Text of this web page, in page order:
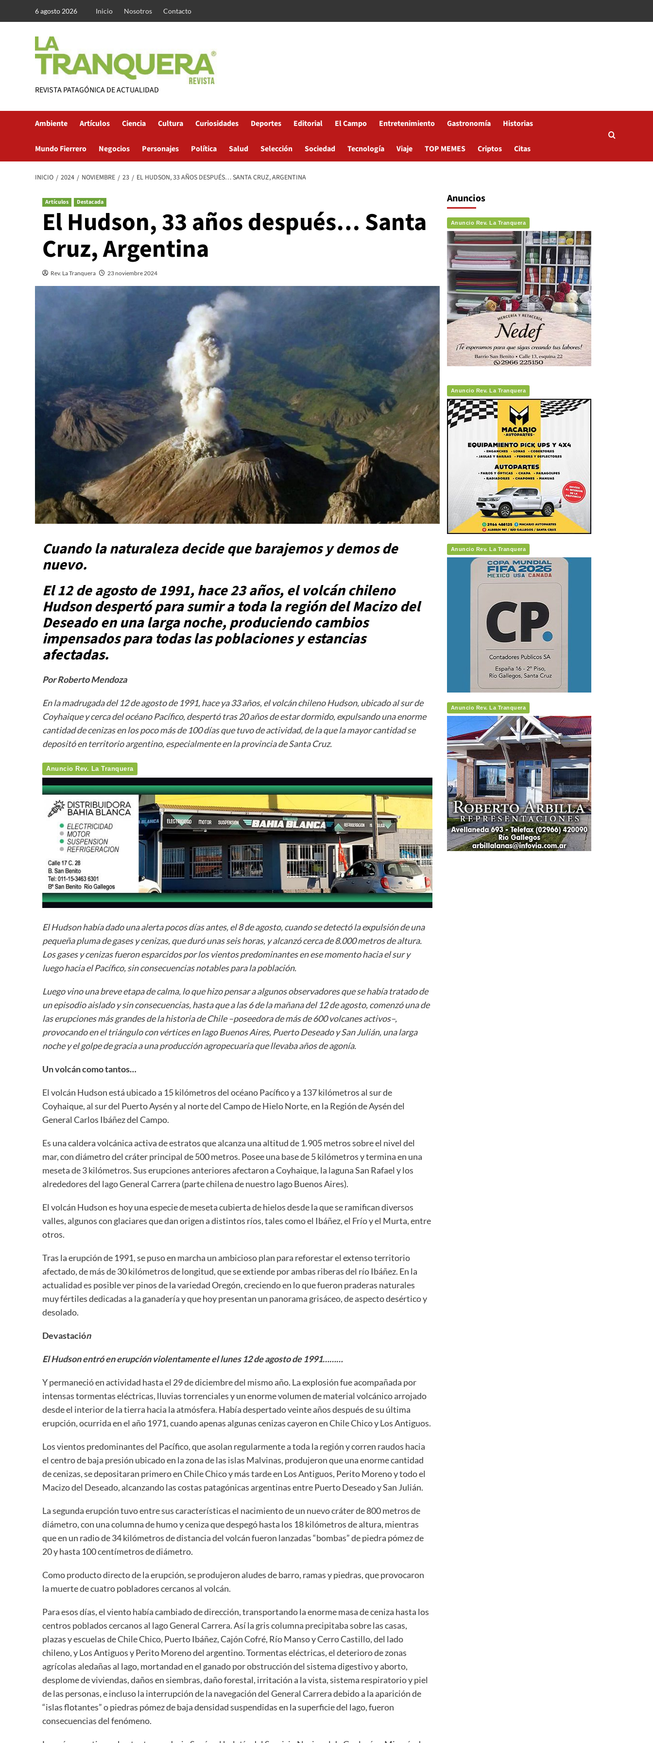
6 agosto 2026 Inicio Nosotros Contacto
REVISTA PATAGÓNICA DE ACTUALIDAD
Ambiente Artículos Ciencia Cultura Curiosidades Deportes Editorial El Campo Entretenimiento Gastronomía Historias
Mundo Fierrero Negocios Personajes Política Salud Selección Sociedad Tecnología Viaje TOP MEMES Criptos Citas
INICIO 2024 NOVIEMBRE 23 EL HUDSON, 33 AÑOS DESPUÉS… SANTA CRUZ, ARGENTINA
Artículos Destacada
El Hudson, 33 años después… Santa
Cruz, Argentina
Rev. La Tranquera 23 noviembre 2024
Cuando la naturaleza decide que barajemos y demos de
nuevo.
El 12 de agosto de 1991, hace 23 años, el volcán chileno
Hudson despertó para sumir a toda la región del Macizo del
Deseado en una larga noche, produciendo cambios
impensados para todas las poblaciones y estancias
afectadas.
Por Roberto Mendoza
En la madrugada del 12 de agosto de 1991, hace ya 33 años, el volcán chileno Hudson, ubicado al sur de
Coyhaique y cerca del océano Pacífico, despertó tras 20 años de estar dormido, expulsando una enorme
cantidad de cenizas en los poco más de 100 días que tuvo de actividad, de la que la mayor cantidad se
depositó en territorio argentino, especialmente en la provincia de Santa Cruz.
Anuncio Rev. La Tranquera
El Hudson había dado una alerta pocos días antes, el 8 de agosto, cuando se detectó la expulsión de una
pequeña pluma de gases y cenizas, que duró unas seis horas, y alcanzó cerca de 8.000 metros de altura.
Los gases y cenizas fueron esparcidos por los vientos predominantes en ese momento hacia el sur y
luego hacia el Pacífico, sin consecuencias notables para la población.
Luego vino una breve etapa de calma, lo que hizo pensar a algunos observadores que se había tratado de
un episodio aislado y sin consecuencias, hasta que a las 6 de la mañana del 12 de agosto, comenzó una de
las erupciones más grandes de la historia de Chile –poseedora de más de 600 volcanes activos–,
provocando en el triángulo con vértices en lago Buenos Aires, Puerto Deseado y San Julián, una larga
noche y el golpe de gracia a una producción agropecuaria que llevaba años de agonía.
Un volcán como tantos…
El volcán Hudson está ubicado a 15 kilómetros del océano Pacífico y a 137 kilómetros al sur de
Coyhaique, al sur del Puerto Aysén y al norte del Campo de Hielo Norte, en la Región de Aysén del
General Carlos Ibáñez del Campo.
Es una caldera volcánica activa de estratos que alcanza una altitud de 1.905 metros sobre el nivel del
mar, con diámetro del cráter principal de 500 metros. Posee una base de 5 kilómetros y termina en una
meseta de 3 kilómetros. Sus erupciones anteriores afectaron a Coyhaique, la laguna San Rafael y los
alrededores del lago General Carrera (parte chilena de nuestro lago Buenos Aires).
El volcán Hudson es hoy una especie de meseta cubierta de hielos desde la que se ramifican diversos
valles, algunos con glaciares que dan origen a distintos ríos, tales como el Ibáñez, el Frío y el Murta, entre
otros.
Tras la erupción de 1991, se puso en marcha un ambicioso plan para reforestar el extenso territorio
afectado, de más de 30 kilómetros de longitud, que se extiende por ambas riberas del río Ibáñez. En la
actualidad es posible ver pinos de la variedad Oregón, creciendo en lo que fueron praderas naturales
muy fértiles dedicadas a la ganadería y que hoy presentan un panorama grisáceo, de aspecto desértico y
desolado.
Devastación
El Hudson entró en erupción violentamente el lunes 12 de agosto de 1991………
Y permaneció en actividad hasta el 29 de diciembre del mismo año. La explosión fue acompañada por
intensas tormentas eléctricas, lluvias torrenciales y un enorme volumen de material volcánico arrojado
desde el interior de la tierra hacia la atmósfera. Había despertado veinte años después de su última
erupción, ocurrida en el año 1971, cuando apenas algunas cenizas cayeron en Chile Chico y Los Antiguos.
Los vientos predominantes del Pacífico, que asolan regularmente a toda la región y corren raudos hacia
el centro de baja presión ubicado en la zona de las islas Malvinas, produjeron que una enorme cantidad
de cenizas, se depositaran primero en Chile Chico y más tarde en Los Antiguos, Perito Moreno y todo el
Macizo del Deseado, alcanzando las costas patagónicas argentinas entre Puerto Deseado y San Julián.
La segunda erupción tuvo entre sus características el nacimiento de un nuevo cráter de 800 metros de
diámetro, con una columna de humo y ceniza que despegó hasta los 18 kilómetros de altura, mientras
que en un radio de 34 kilómetros de distancia del volcán fueron lanzadas “bombas” de piedra pómez de
20 y hasta 100 centímetros de diámetro.
Como producto directo de la erupción, se produjeron aludes de barro, ramas y piedras, que provocaron
la muerte de cuatro pobladores cercanos al volcán.
Para esos días, el viento había cambiado de dirección, transportando la enorme masa de ceniza hasta los
centros poblados cercanos al lago General Carrera. Así la gris columna precipitaba sobre las casas,
plazas y escuelas de Chile Chico, Puerto Ibáñez, Cajón Cofré, Río Manso y Cerro Castillo, del lado
chileno, y Los Antiguos y Perito Moreno del argentino. Tormentas eléctricas, el deterioro de zonas
agrícolas aledañas al lago, mortandad en el ganado por obstrucción del sistema digestivo y aborto,
desplome de viviendas, daños en siembras, daño forestal, irritación a la vista, sistema respiratorio y piel
de las personas, e incluso la interrupción de la navegación del General Carrera debido a la aparición de
“islas flotantes” o piedras pómez de baja densidad suspendidas en la superficie del lago, fueron
consecuencias del fenómeno.
Anuncios
Anuncio Rev. La Tranquera
Anuncio Rev. La Tranquera
Anuncio Rev. La Tranquera
Anuncio Rev. La Tranquera